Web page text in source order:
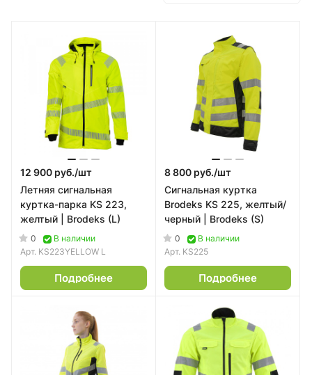
12 900 руб./шт
Летняя сигнальная
куртка-парка KS 223,
желтый | Brodeks (L)
0
В наличии
Арт. KS223YELLOW L
Подробнее
8 800 руб./шт
Сигнальная куртка
Brodeks KS 225, желтый/
черный | Brodeks (S)
0
В наличии
Арт. KS225
Подробнее